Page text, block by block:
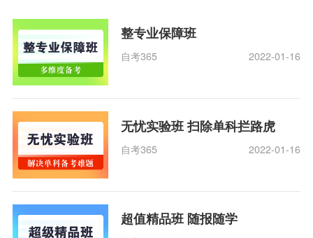
整专业保障班
自考365 2022-01-16
无忧实验班 扫除单科拦路虎
自考365 2022-01-16
超值精品班 随报随学